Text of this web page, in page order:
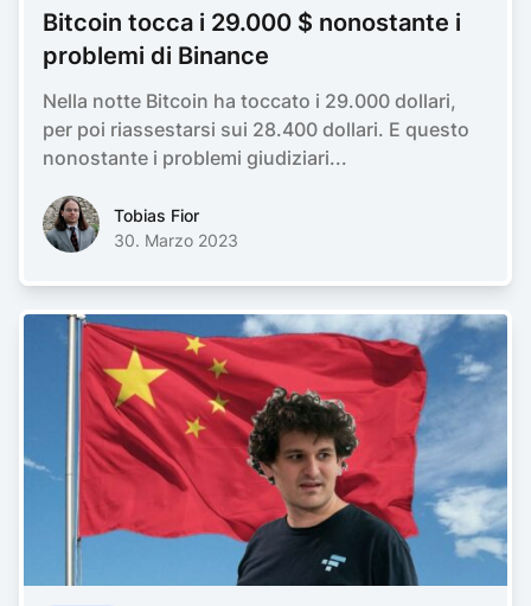
Bitcoin tocca i 29.000 $ nonostante i
problemi di Binance
Nella notte Bitcoin ha toccato i 29.000 dollari,
per poi riassestarsi sui 28.400 dollari. E questo
nonostante i problemi giudiziari...
Tobias FiorTobias Fior
Tobias Fior
30. Marzo 2023